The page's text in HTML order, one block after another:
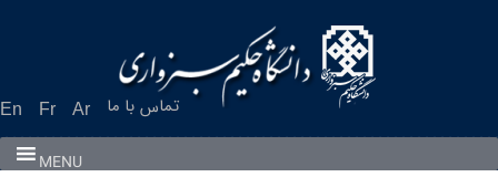
En Fr Ar تماس با ما
MENU